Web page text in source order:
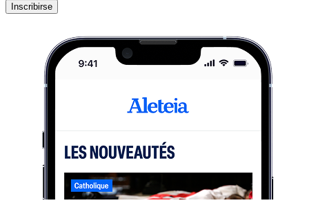
Inscribirse